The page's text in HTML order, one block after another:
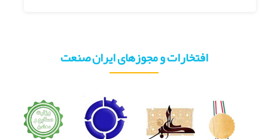
افتخارات و مجوزهای ایران صنعت